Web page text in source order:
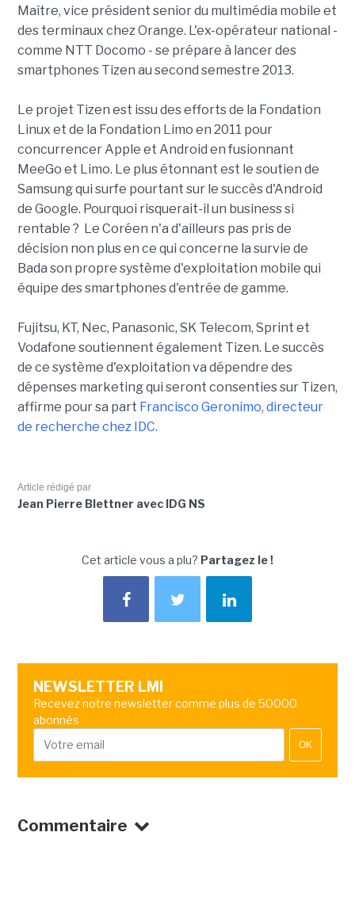
Maître, vice président senior du multimédia mobile et
des terminaux chez Orange. L'ex-opérateur national -
comme NTT Docomo - se prépare à lancer des
smartphones Tizen au second semestre 2013.
Le projet Tizen est issu des efforts de la Fondation
Linux et de la Fondation Limo en 2011 pour
concurrencer Apple et Android en fusionnant
MeeGo et Limo. Le plus étonnant est le soutien de
Samsung qui surfe pourtant sur le succès d'Android
de Google. Pourquoi risquerait-il un business si
rentable ? Le Coréen n'a d'ailleurs pas pris de
décision non plus en ce qui concerne la survie de
Bada son propre système d'exploitation mobile qui
équipe des smartphones d'entrée de gamme.
Fujitsu, KT, Nec, Panasonic, SK Telecom, Sprint et
Vodafone soutiennent également Tizen. Le succès
de ce système d'exploitation va dépendre des
dépenses marketing qui seront consenties sur Tizen,
affirme pour sa part Francisco Geronimo, directeur
de recherche chez IDC.
Article rédigé par
Jean Pierre Blettner avec IDG NS
Cet article vous a plu? Partagez le !
NEWSLETTER LMI
Recevez notre newsletter comme plus de 50000
abonnés
OK
Commentaire